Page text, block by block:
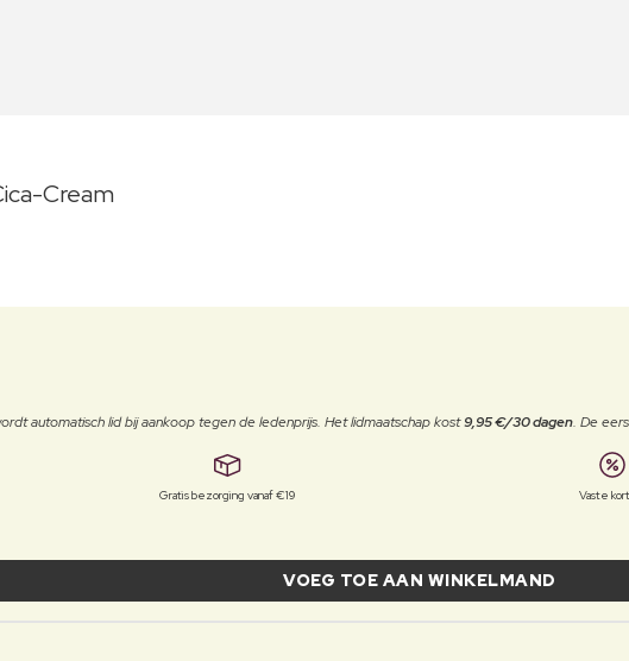
Cream
automatisch lid bij aankoop tegen de ledenprijs. Het lidmaatschap kost9,95 €/30 dagen. De
Gratis bezorging vanaf €19 Vaste
VOEG TOE AAN WINKELMAND